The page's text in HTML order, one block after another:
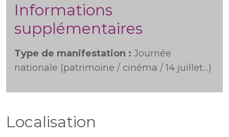
Informations
supplémentaires
Type de manifestation : Journée
nationale (patrimoine / cinéma / 14 juillet…)
Localisation